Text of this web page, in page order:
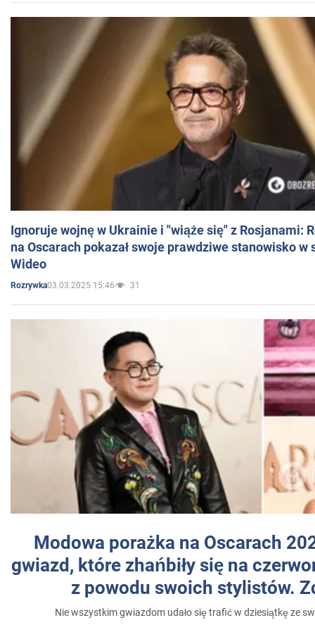
Ignoruje wojnę w Ukrainie i "wiąże się" z Rosjanami:
na Oscarach pokazał swoje prawdziwe stanowisko w
Wideo
Rozrywka03.03.2025 15:46 31
Modowa porażka na Oscarach
gwiazd, które zhańbiły się na
z powodu swoich stylistów.
Nie wszystkim gwiazdom udało się trafić w dziesiątkę ze